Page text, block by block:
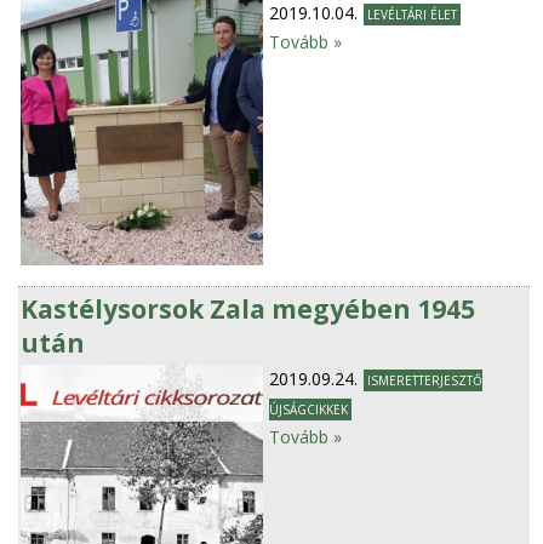
2019.10.04. LEVÉLTÁRI ÉLET
Tovább »
Kastélysorsok Zala megyében 1945
után
2019.09.24.
ISMERETTERJESZTŐ
ÚJSÁGCIKKEK
Tovább »